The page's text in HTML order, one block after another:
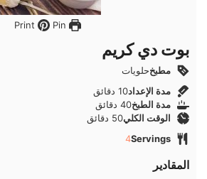
Pin
بوت دي كريم
مطبخحلويات
مدة الإعداد10دقائق
دقائق
مدة الطبخ40دقائق
دقائق
الوقت الكلي50 دقائق
دقائق
Servings
4
المقادير